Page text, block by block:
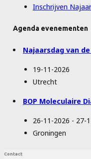
Inschrijven
Agenda evenementen
Najaarsdag van
19-11-2026
Utrecht
BOP Moleculaire
26-11-2026 - 27-
Groningen
Contact